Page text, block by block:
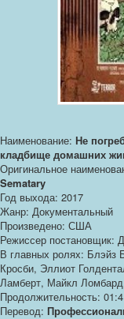
Наименование: Не
кладбище домашних
Оригинальное
Sematary
Год выхода: 2017
Жанр: Документальный
Произведено: США
Режиссер постановщик:
В главных ролях:
Кросби, Эллиот
Ламберт, Майкл
Продолжительность:
Перевод: